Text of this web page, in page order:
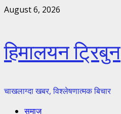
Skip
August 6, 2026
हिमालयन ट्रिबुन
चाखलाग्दा खबर, विश्लेषणात्मक बिचार
Primaryसमाज